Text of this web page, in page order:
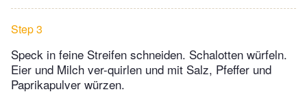
Step 3
Speck in feine Streifen schneiden. Schalotten würfeln.
Eier und Milch ver-quirlen und mit Salz, Pfeffer und
Paprikapulver würzen.